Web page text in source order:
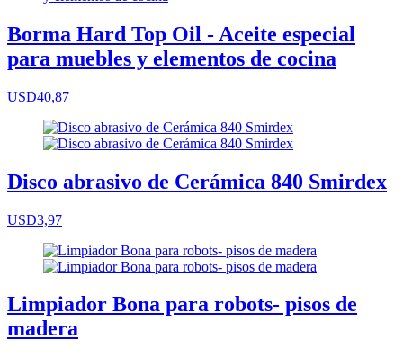
Borma Hard Top Oil - Aceite especial
para muebles y elementos de cocina
USD40,87
Disco abrasivo de Cerámica 840 Smirdex
USD3,97
Limpiador Bona para robots- pisos de
madera